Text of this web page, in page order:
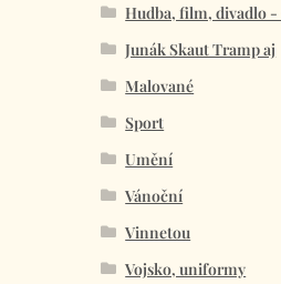
Hudba, film, divadlo -
Junák Skaut Tramp aj
Malované
Sport
Umění
Vánoční
Vinnetou
Vojsko, uniformy